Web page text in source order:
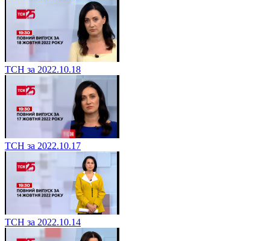
ТСН за 2022.10.18
ТСН за 2022.10.17
ТСН за 2022.10.14